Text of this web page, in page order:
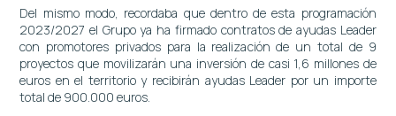
Del mismo modo, recordaba que dentro de esta programación
2023/2027 el Grupo ya ha firmado contratos de ayudas Leader
con promotores privados para la realización de un total de 9
proyectos que movilizarán una inversión de casi 1,6 millones de
euros en el territorio y recibirán ayudas Leader por un importe
total de 900.000 euros.